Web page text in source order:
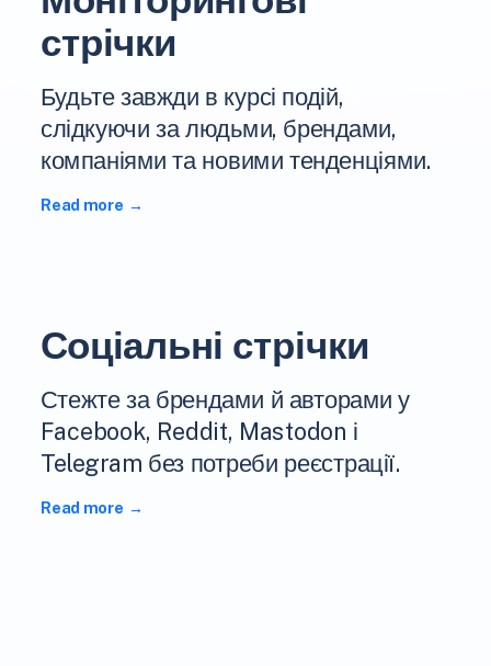
стрічки
Будьте завжди в курсі подій,
слідкуючи за людьми, брендами,
компаніями та новими тенденціями.
Read more
Соціальні стрічки
Стежте за брендами й авторами у
Facebook, Reddit, Mastodon і
Telegram без потреби реєстрації.
Read more